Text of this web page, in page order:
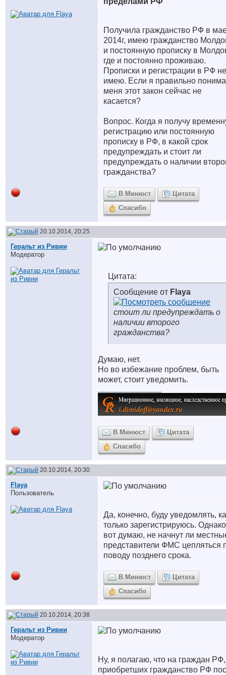
Получила гражданство РФ в
2014г, имею гражданство
и постоянную прописку в
где и постоянно проживаю.
Прописки и регистрации в РФ не
имею. Если я правильно
меня этот закон сейчас не
касается?
Вопрос. Когда я получу
регистрацию или постоянную
прописку в РФ, в какой срок
предупреждать и стоит ли
предупреждать о наличии
гражданства?
В Минюст
Цитата
Спасибо
20.10.2014, 20:25
Геральт из Ривии
Модератор
Цитата:
Сообщение от Flaya
стоит ли предупреждать о
наличии второго
гражданства?
Думаю, нет.
Но во избежание проблем, быть
может, стоит уведомить.
В Минюст
Цитата
Спасибо
20.10.2014, 20:30
Flaya
Пользователь
Да, конечно, буду уведомлять,
только зарегистрируюсь.
вот думаю, не начнут ли
представители ФМС цепляться
поводу позднего срока.
В Минюст
Цитата
Спасибо
20.10.2014, 20:38
Геральт из Ривии
Модератор
Ну, я полагаю, что на граждан РФ,
приобретших гражданство РФ